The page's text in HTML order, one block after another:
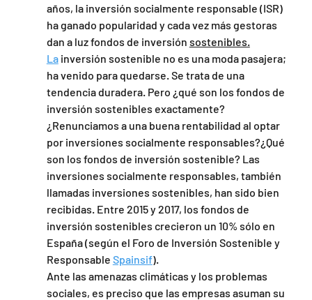
años, la inversión socialmente responsable (ISR)
ha ganado popularidad y cada vez más gestoras
dan a luz fondos de inversión sostenibles.
La inversión sostenible no es una moda pasajera;
ha venido para quedarse. Se trata de una
tendencia duradera. Pero ¿qué son los fondos de
inversión sostenibles exactamente?
¿Renunciamos a una buena rentabilidad al optar
por inversiones socialmente responsables?¿Qué
son los fondos de inversión sostenible? Las
inversiones socialmente responsables, también
llamadas inversiones sostenibles, han sido bien
recibidas. Entre 2015 y 2017, los fondos de
inversión sostenibles crecieron un 10% sólo en
España (según el Foro de Inversión Sostenible y
Responsable Spainsif).
Ante las amenazas climáticas y los problemas
sociales, es preciso que las empresas asuman su